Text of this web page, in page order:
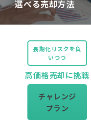
選べる売却方法
長期化リスクを負
いつつ
高価格売却に挑戦
チャレンジ
プラン